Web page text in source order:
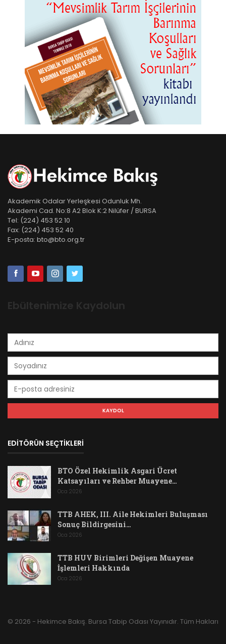
Akademik Odalar Yerleşkesi Odunluk Mh.
Akademi Cad. No:8 A2 Blok K:2 Nilüfer / BURSA
Tel: (224) 453 52 10
Fax: (224) 453 52 40
E-posta: bto@bto.org.tr
Ebültenimize Kaydolun
EDİTÖRÜN SEÇTİKLERİ
BTO Özel Hekimlik Asgari Ücret
Katsayıları ve Rehber Muayene…
Oca 2026
TTB AHEK, III. Aile Hekimleri Buluşması
Sonuç Bildirgesini…
Oca 2026
TTB HUV Birimleri Değişen Muayene
İşlemleri Hakkında
Oca 2026
© 2026 - Hekimce Bakış. Bursa Tabip Odası Yayınıdır. Tüm Hakları